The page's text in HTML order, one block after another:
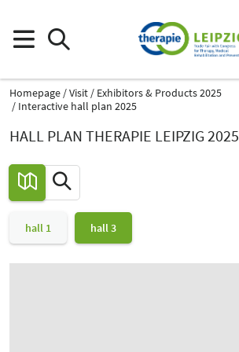
Homepage Visit
Exhibitors & Products 2025
Interactive hall plan 2025
HALL PLAN THERAPIE LEIPZIG 2025
hall 1 hall 3